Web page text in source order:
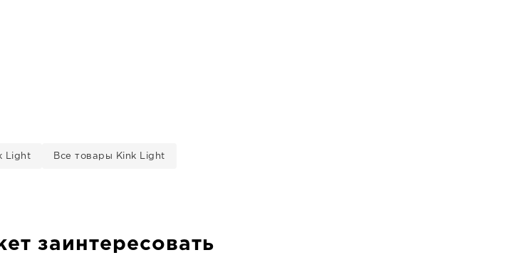
Light Все товары Kink Light
заинтересовать